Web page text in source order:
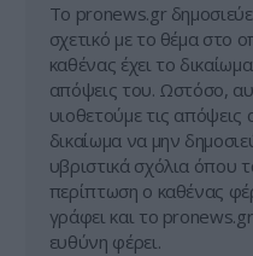
Tο pronews.gr
σχετικό με το θέμα στο
καθένας έχει το
απόψεις του. Ωστόσο,
υιοθετούμε τις απόψεις
δικαίωμα να μην
υβριστικά σχόλια όπου
περίπτωση ο καθένας
γράφει και το
ευθύνη φέρει.